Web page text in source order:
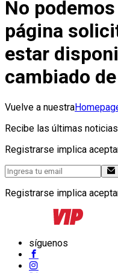
No
página
estar
cambiado
Vuelve a nuestra
Recibe las últimas
Registrarse implica
Registrarse implica
síguenos